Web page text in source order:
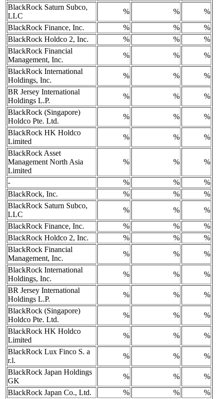
BlackRock Saturn Subco,
LLC
% %
%
BlackRock Finance, Inc.
% %
%
BlackRock Holdco 2, Inc.
% %
%
BlackRock Financial
Management, Inc.
% %
%
BlackRock International
Holdings, Inc.
% %
%
BR Jersey International
Holdings L.P.
% %
%
BlackRock (Singapore)
Holdco Pte. Ltd.
% %
%
BlackRock HK Holdco
Limited
% %
%
BlackRock Asset
Management North Asia
Limited
% % %
- % %
%
BlackRock, Inc.
% %
%
BlackRock Saturn Subco,
LLC
% %
%
BlackRock Finance, Inc.
% %
%
BlackRock Holdco 2, Inc.
% %
%
BlackRock Financial
Management, Inc.
% %
%
BlackRock International
Holdings, Inc.
% %
%
BR Jersey International
Holdings L.P.
% %
%
BlackRock (Singapore)
Holdco Pte. Ltd.
% %
%
BlackRock HK Holdco
Limited
% %
%
BlackRock Lux Finco S. a
r.l.
% %
%
BlackRock Japan Holdings
GK
% %
%
BlackRock Japan Co., Ltd.
% %
%